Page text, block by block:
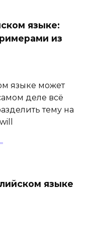
языке:
из
языке может
деле всё
тему на
языке